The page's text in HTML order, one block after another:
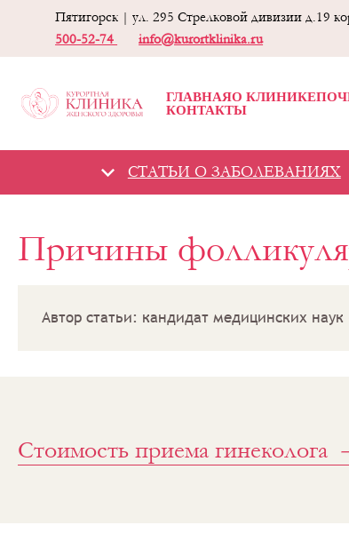
Пятигорск | ул. 295 Стрелковой дивизии д.19
500-52-74
info@kurortklinika.ru
ГЛАВНАЯО КЛИНИКЕ
КОНТАКТЫ
СТАТЬИ О ЗАБОЛЕВАНИЯХ
Гинекологическая
клиника -
«Курортная
клиника женского
заболеваниях
Причины
Автор статьи: кандидат медицинских наук
Стоимость приема гинеколога